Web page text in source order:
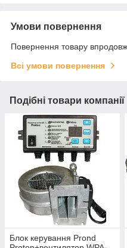
Умови повернення
Повернення товару
Всі умови повернення
Подібні товари компанії
Блок керування Prond